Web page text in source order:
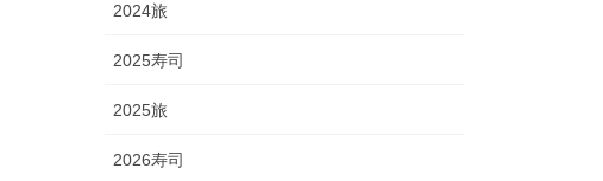
2024旅
2025寿司
2025旅
2026寿司